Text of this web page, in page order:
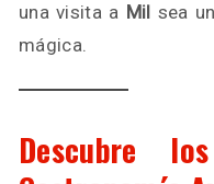
una visita a Mil sea
mágica.
Descubre